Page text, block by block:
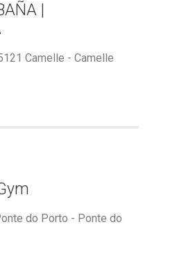
|
Camelle - Camelle
do Porto - Ponte do